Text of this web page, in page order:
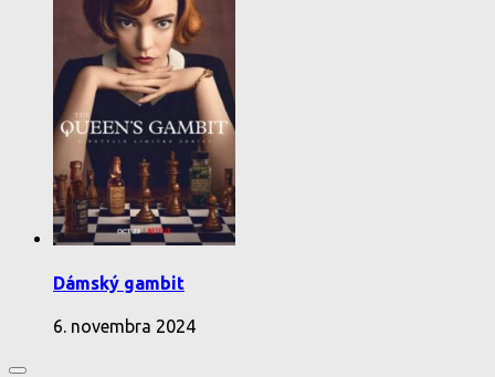
Dámský gambit
6. novembra 2024